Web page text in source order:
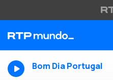
Bom Dia Portugal